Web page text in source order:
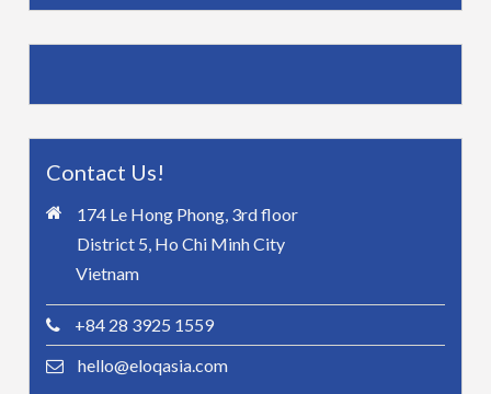
Contact Us!
174 Le Hong Phong, 3rd floor
District 5, Ho Chi Minh City
Vietnam
+84 28 3925 1559
hello@eloqasia.com